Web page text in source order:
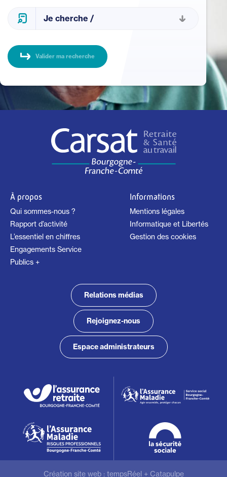
À propos
Qui sommes-nous ?
Rapport d’activité
L’essentiel en chiffres
Engagements Service
Publics +
Informations
Mentions légales
Informatique et Libertés
Gestion des cookies
Relations médias
Rejoignez-nous
Espace administrateurs
Création site web : tempsRéel + Catapulpe